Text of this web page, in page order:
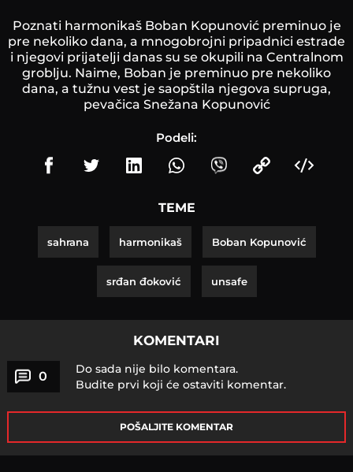
Poznati harmonikaš Boban Kopunović preminuo je
pre nekoliko dana, a mnogobrojni pripadnici estrade
i njegovi prijatelji danas su se okupili na Centralnom
groblju. Naime, Boban je preminuo pre nekoliko
dana, a tužnu vest je saopštila njegova supruga,
pevačica Snežana Kopunović
Podeli:
TEME
sahrana harmonikaš Boban Kopunović
srđan đoković unsafe
KOMENTARI
0
Do sada nije bilo komentara.
Budite prvi koji će ostaviti komentar.
POŠALJITE KOMENTAR